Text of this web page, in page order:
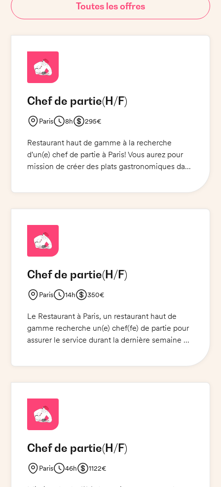
Toutes les offres
Chef de partie(H/F)
Paris 8h 295€
Restaurant haut de gamme à la recherche
d'un(e) chef de partie à Paris! Vous aurez pour
mission de créer des plats gastronomiques dans
professionnalisme et courtoisie. Vous devrez
mets. Une voiture est nécessaire pour ce poste.
Venez relever ce challenge !
Chef de partie(H/F)
Paris 14h 350€
Le Restaurant à Paris, un restaurant haut de
gamme recherche un(e) chef(fe) de partie pour
assurer le service durant la dernière semaine de
restaurant et du bon déroulement des
également veiller à ce que le service soit de
qualité et à la hauteur des standards de
l'établissement.
Chef de partie(H/F)
Paris 46h 1122€